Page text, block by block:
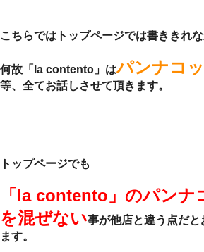
こちらではトップページでは書ききれな
何故「la contento」はパンナコ
等、全てお話しさせて頂きます。
トップページでも
「la contento」のパンナ
を混ぜない事が他店と違う点だ
ます。